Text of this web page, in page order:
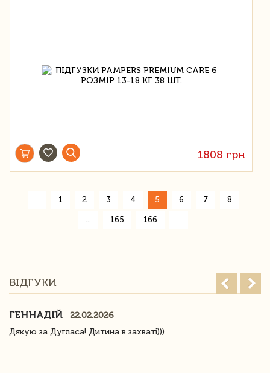
1808 грн
1 2 3 4 5 6 7 8
165 166
ВІДГУКИ
ГЕННАДІЙ
22.02.2026
Дякую за Дугласа! Дитина в захваті)))